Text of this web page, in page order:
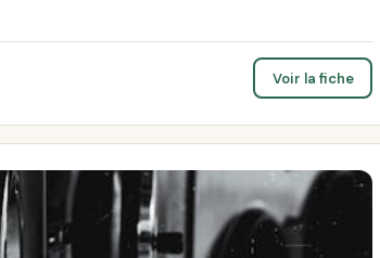
Voir la fiche